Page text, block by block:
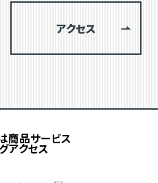
アクセス
商品サービス
アクセス